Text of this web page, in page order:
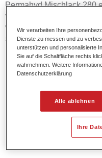
Permahyd Mischlack 280
von Permahyd Perlmutt
wasserverdünnbaren
speziellen PU-
Effektlackierungen.
Produktmerkmale
1,5 Spritzgängen.
Bietet ein gutes
Verfügt über ein hohes
Besitzt eine hohe
Wir verarbeiten Ihre
Dienste zu messen und zu
unterstützen und personalisierte
Sie auf die Schaltfläche rechts
wahrnehmen. Weitere
Datenschutzerklärung
Alle ablehnen
Ihre